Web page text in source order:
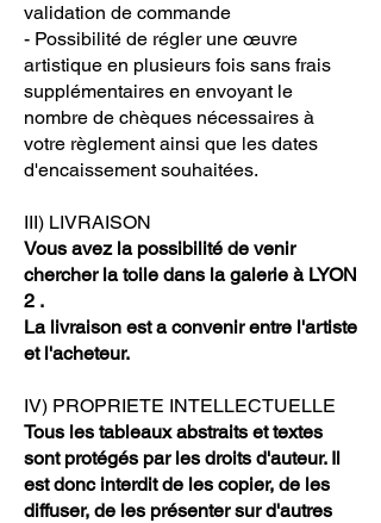
validation de commande
- Possibilité de régler une œuvre
artistique en plusieurs fois sans frais
supplémentaires en envoyant le
nombre de chèques nécessaires à
votre règlement ainsi que les dates
d'encaissement souhaitées.
III) LIVRAISON
Vous avez la possibilité de venir
chercher la toile dans la galerie à LYON
2 .
La livraison est a convenir entre l'artiste
et l'acheteur.
IV) PROPRIETE INTELLECTUELLE
Tous les tableaux abstraits et textes
sont protégés par les droits d'auteur. Il
est donc interdit de les copier, de les
diffuser, de les présenter sur d'autres